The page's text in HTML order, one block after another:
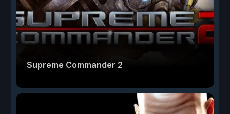
Supreme Commander 2